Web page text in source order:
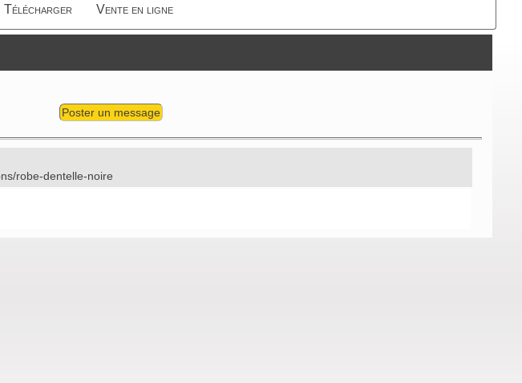
Télécharger Vente en ligne
Poster un message
robe-dentelle-noire